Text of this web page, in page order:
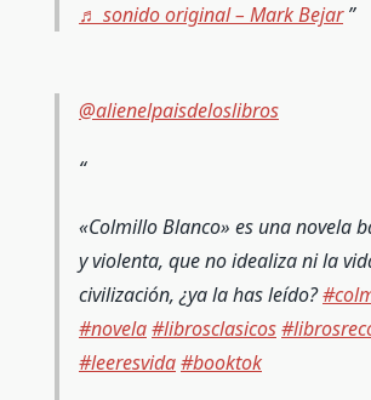
♬ sonido original – Mark Bejar
@alienelpaisdeloslibros
«Colmillo Blanco» es una novela
y violenta, que no idealiza ni la
civilización, ¿ya la has leído?
#novela#librosclasicos
#leeresvida#booktok